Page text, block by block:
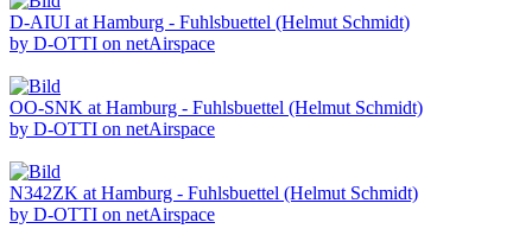
D-AIUI at Hamburg - Fuhlsbuettel (Helmut Schmidt)
by D-OTTI on netAirspace
OO-SNK at Hamburg - Fuhlsbuettel (Helmut Schmidt)
by D-OTTI on netAirspace
N342ZK at Hamburg - Fuhlsbuettel (Helmut Schmidt)
by D-OTTI on netAirspace